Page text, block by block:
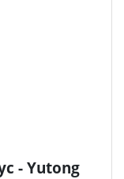
- Yutong